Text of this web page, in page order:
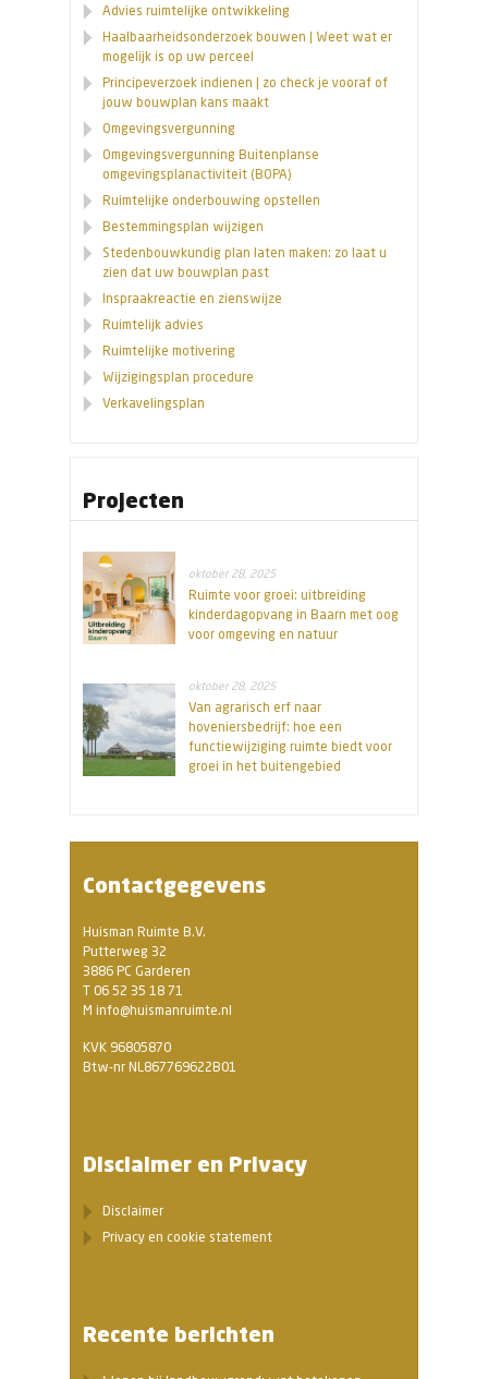
Advies ruimtelijke ontwikkeling
Haalbaarheidsonderzoek bouwen | Weet wat er
mogelijk is op uw perceel
Principeverzoek indienen | zo check je vooraf of
jouw bouwplan kans maakt
Omgevingsvergunning
Omgevingsvergunning Buitenplanse
omgevingsplanactiviteit (BOPA)
Ruimtelijke onderbouwing opstellen
Bestemmingsplan wijzigen
Stedenbouwkundig plan laten maken: zo laat u
zien dat uw bouwplan past
Inspraakreactie en zienswijze
Ruimtelijk advies
Ruimtelijke motivering
Wijzigingsplan procedure
Verkavelingsplan
Projecten
oktober 28, 2025
Ruimte voor groei: uitbreiding
kinderdagopvang in Baarn met oog
voor omgeving en natuur
oktober 28, 2025
Van agrarisch erf naar
hoveniersbedrijf: hoe een
functiewijziging ruimte biedt voor
groei in het buitengebied
Contactgegevens
Huisman Ruimte B.V.
Putterweg 32
3886 PC Garderen
T 06 52 35 18 71
M info@huismanruimte.nl
KVK 96805870
Btw-nr NL867769622B01
Disclaimer en Privacy
Disclaimer
Privacy en cookie statement
Recente berichten